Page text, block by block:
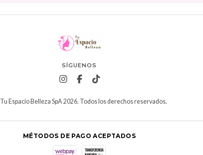
SÍGUENOS
Tu Espacio Belleza SpA 2026. Todos los derechos reservados.
MÉTODOS DE PAGO ACEPTADOS